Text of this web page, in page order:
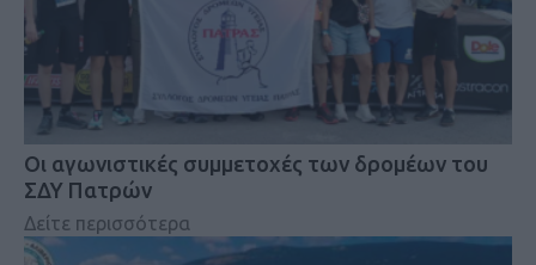
Οι αγωνιστικές συμμετοχές των δρομέων του
ΣΔΥ Πατρών
Δείτε περισσότερα